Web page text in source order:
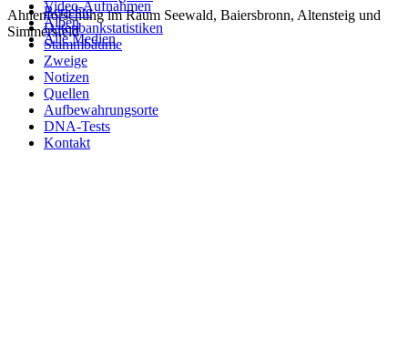
Ahnenforschung im Raum Seewald, Baiersbronn, Altensteig und
Simmersfeld
Video-Aufnahmen
Alben
Alle Medien
Berichte
Datenbankstatistiken
Stammbäume
Zweige
Notizen
Quellen
Aufbewahrungsorte
DNA-Tests
Kontakt